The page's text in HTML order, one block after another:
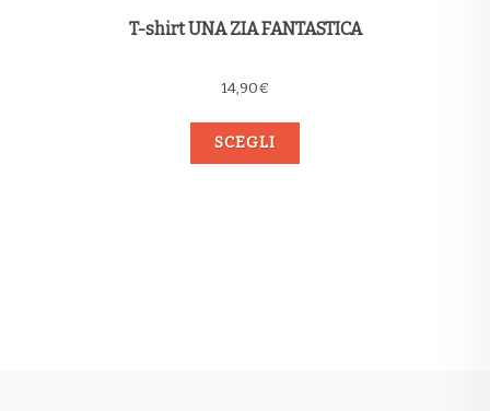
T-shirt UNA ZIA FANTASTICA
14,90€
SCEGLI